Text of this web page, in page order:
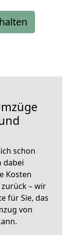
schon
dabei
Kosten
zurück – wir
für Sie, das
von